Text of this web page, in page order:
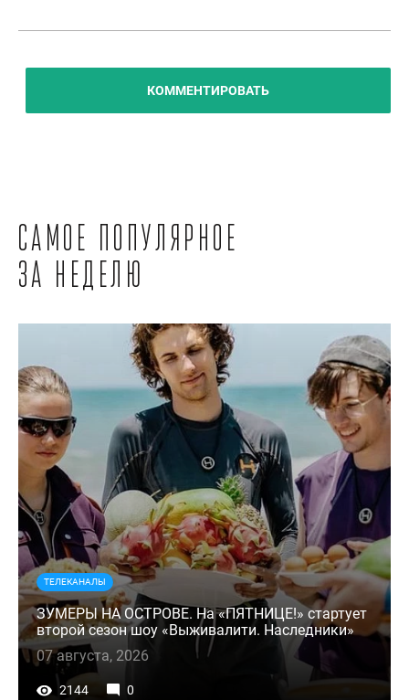
КОММЕНТИРОВАТЬ
Самое популярное
за неделю
ТЕЛЕКАНАЛЫ
ЗУМЕРЫ НА ОСТРОВЕ. На «ПЯТНИЦЕ!» стартует
второй сезон шоу «Выживалити. Наследники»
07 августа, 2026
2144 0